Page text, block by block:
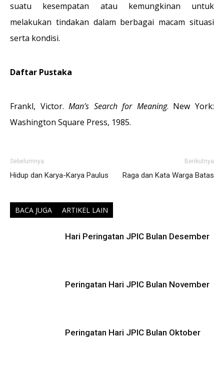
suatu kesempatan atau kemungkinan untuk
melakukan tindakan dalam berbagai macam situasi
serta kondisi.
Daftar Pustaka
Frankl, Victor.Man’s Search for Meaning. New York:
Washington Square Press, 1985.
Sebelumnya
Hidup dan Karya-Karya Paulus
Berikutnya
Raga dan Kata Warga Batas
BACA JUGA ARTIKEL LAIN
Hari Peringatan JPIC Bulan Desember
Peringatan Hari JPIC Bulan November
Peringatan Hari JPIC Bulan Oktober